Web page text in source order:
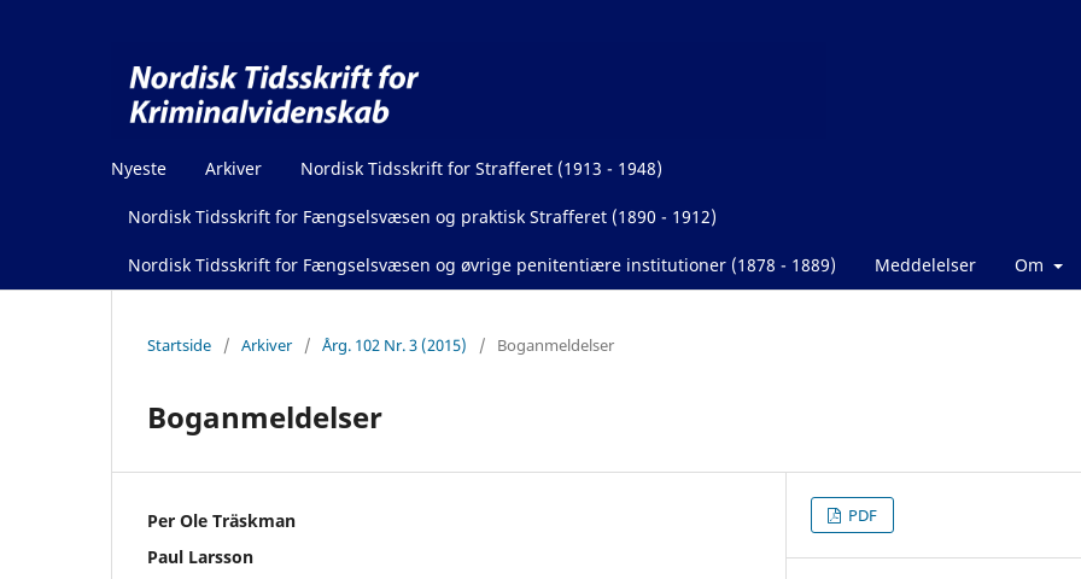
Nyeste Arkiver Nordisk Tidsskrift for Strafferet (1913 - 1948)
Nordisk Tidsskrift for Fængselsvæsen og praktisk Strafferet (1890 - 1912)
Nordisk Tidsskrift for Fængselsvæsen og øvrige penitentiære institutioner (1878 - 1889) Meddelelser Om
Startside / Arkiver / Årg. 102 Nr. 3 (2015) / Boganmeldelser
Boganmeldelser
Per Ole Träskman
Paul Larsson
PDF